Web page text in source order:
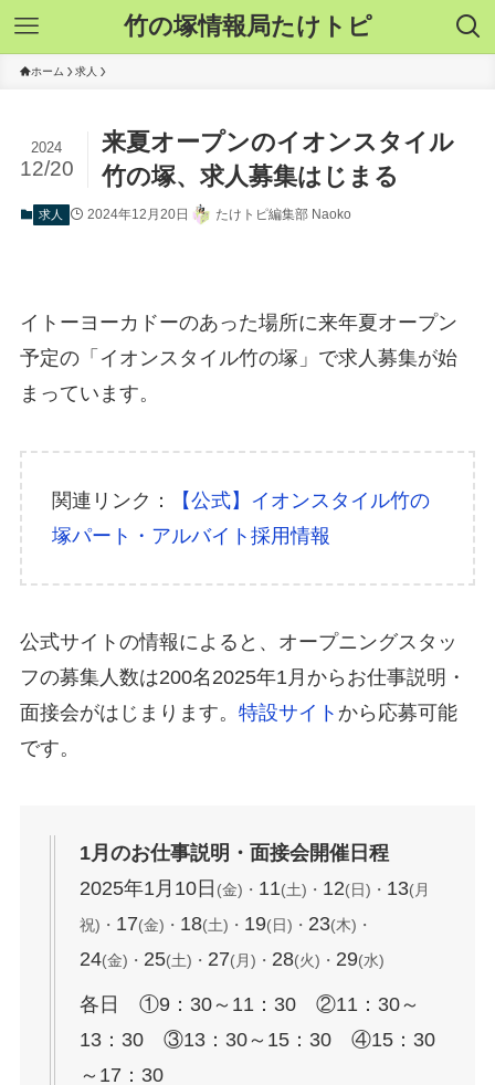
竹の塚情報局たけトピ
ホーム 求人
来夏オープンのイオンスタイル
竹の塚、求人募集はじまる
2024
12/20
求人 2024年12月20日 たけトピ編集部 Naoko
イトーヨーカドーのあった場所に来年夏オープン
予定の「イオンスタイル竹の塚」で求人募集が始
まっています。
関連リンク：
【公式】イオンスタイル竹の
塚パート・アルバイト採用情報
公式サイトの情報によると、オープニングスタッ
フの募集人数は200名2025年1月からお仕事説明・
面接会がはじまります。 特設サイト から応募可能
です。
1月のお仕事説明・面接会開催日程
2025年1月10日 (金)・ 11(土)・ 12(日)・ 13(月
祝)・ 17(金)・ 18(土)・ 19(日)・ 23(木)・
24(金)・ 25(土)・ 27(月)・ 28(火)・ 29(水)
各日 ①9：30～11：30 ②11：30～
13：30 ③13：30～15：30 ④15：30
～17：30